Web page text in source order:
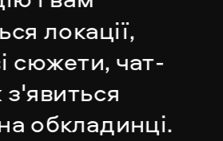
локації,
сюжети, чат-
обкладинці.